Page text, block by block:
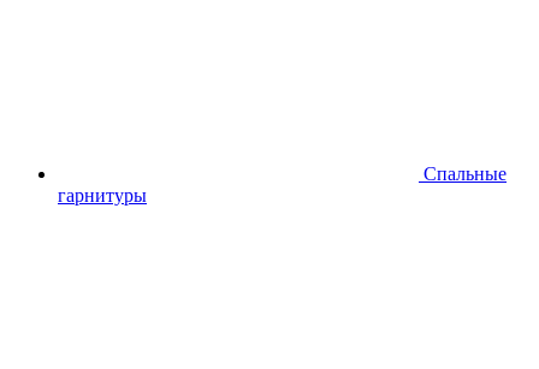
Спальные
гарнитуры